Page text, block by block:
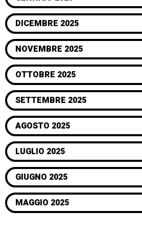
DICEMBRE 2025
NOVEMBRE 2025
OTTOBRE 2025
SETTEMBRE 2025
AGOSTO 2025
LUGLIO 2025
GIUGNO 2025
MAGGIO 2025